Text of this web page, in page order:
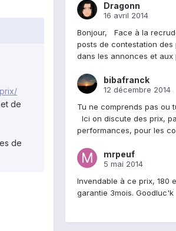
de
de
Dragonn
16 avril 2014
Bonjour, Face à la
posts de contestation des
dans les annonces et aux
bibafranck
12 décembre 2014
Tu ne comprends pas ou
Ici on discute des prix,
performances, pour les
mrpeuf
5 mai 2014
Invendable à ce prix, 180
garantie 3mois. Goodluc'k